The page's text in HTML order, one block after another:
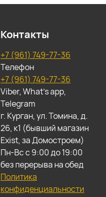
Контакты
+7 (961) 749-77-36
Телефон
+7 (961) 749-77-36
Viber, What's app,
Telegram
г. Курган, ул. Томина, д.
26, к1 (бывший магазин
Exist, за Домостроем)
Пн-Вс с 9:00 до 19:00
без перерыва на обед
Политика
конфиденциальности